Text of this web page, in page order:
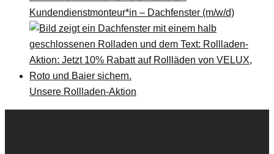
Kundendienstmonteur*in – Dachfenster (m/w/d)
Unsere Rollladen-Aktion